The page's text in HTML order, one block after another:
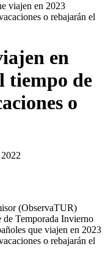
viajen en 2023
o rebajarán el
en
tiempo de
o
(ObservaTUR)
de Temporada Invierno
que viajen en 2023
o rebajarán el